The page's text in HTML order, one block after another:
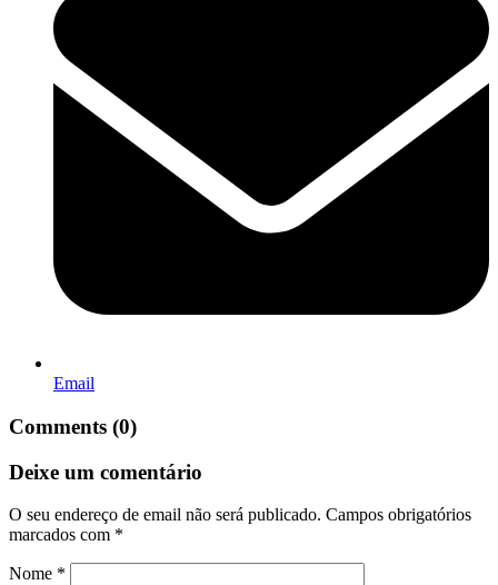
Email
Comments (0)
Deixe um comentário
O seu endereço de email não será publicado. Campos obrigatórios
marcados com *
Nome *